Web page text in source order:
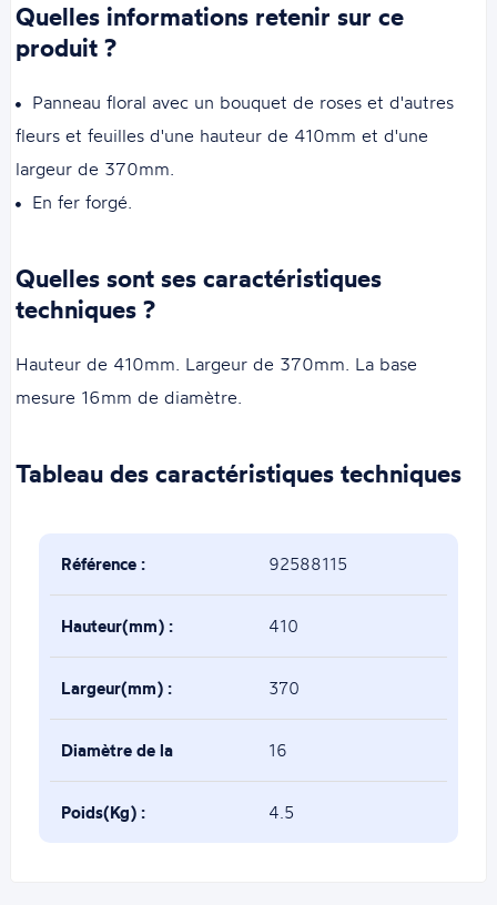
Quelles informations retenir sur ce
produit ?
Panneau floral avec un bouquet de roses et d'autres
fleurs et feuilles d'une hauteur de 410mm et d'une
largeur de 370mm.
En fer forgé.
Quelles sont ses caractéristiques
techniques ?
Hauteur de 410mm. Largeur de 370mm. La base
mesure 16mm de diamètre.
Tableau des caractéristiques techniques
Référence : 92588115
Hauteur(mm) : 410
Largeur(mm) : 370
Diamètre de la
base(mm) :
16
Poids(Kg) : 4.5